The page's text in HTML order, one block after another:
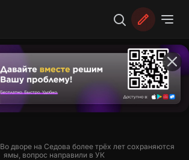
Во дворе на Седова более трёх лет сохраняются
ямы, вопрос направили в УК